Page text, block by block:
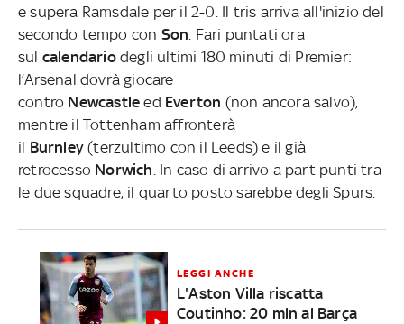
e supera Ramsdale per il 2-0. Il tris arriva all'inizio del
secondo tempo con Son . Fari puntati ora
sul calendariodegli ultimi 180 minuti di Premier:
l’Arsenal dovrà giocare
contro Newcastleed Everton (non ancora salvo),
mentre il Tottenham affronterà
il Burnley(terzultimo con il Leeds) e il già
retrocesso Norwich . In caso di arrivo a part punti tra
le due squadre, il quarto posto sarebbe degli Spurs.
LEGGI ANCHE
L'Aston Villa riscatta
Coutinho: 20 mln al Barça